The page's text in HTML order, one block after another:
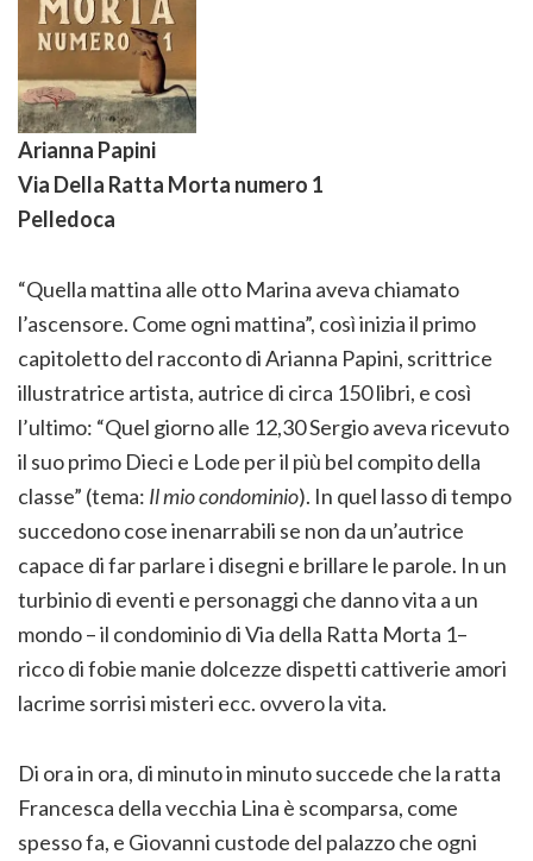
Arianna Papini
Via Della Ratta Morta numero 1
Pelledoca
“Quella mattina alle otto Marina aveva chiamato
l’ascensore. Come ogni mattina”, così inizia il primo
capitoletto del racconto di Arianna Papini, scrittrice
illustratrice artista, autrice di circa 150 libri, e così
l’ultimo: “Quel giorno alle 12,30 Sergio aveva ricevuto
il suo primo Dieci e Lode per il più bel compito della
classe” (tema: Il mio condominio). In quel lasso di tempo
succedono cose inenarrabili se non da un’autrice
capace di far parlare i disegni e brillare le parole. In un
turbinio di eventi e personaggi che danno vita a un
mondo – il condominio di Via della Ratta Morta 1–
ricco di fobie manie dolcezze dispetti cattiverie amori
lacrime sorrisi misteri ecc. ovvero la vita.
Di ora in ora, di minuto in minuto succede che la ratta
Francesca della vecchia Lina è scomparsa, come
spesso fa, e Giovanni custode del palazzo che ogni